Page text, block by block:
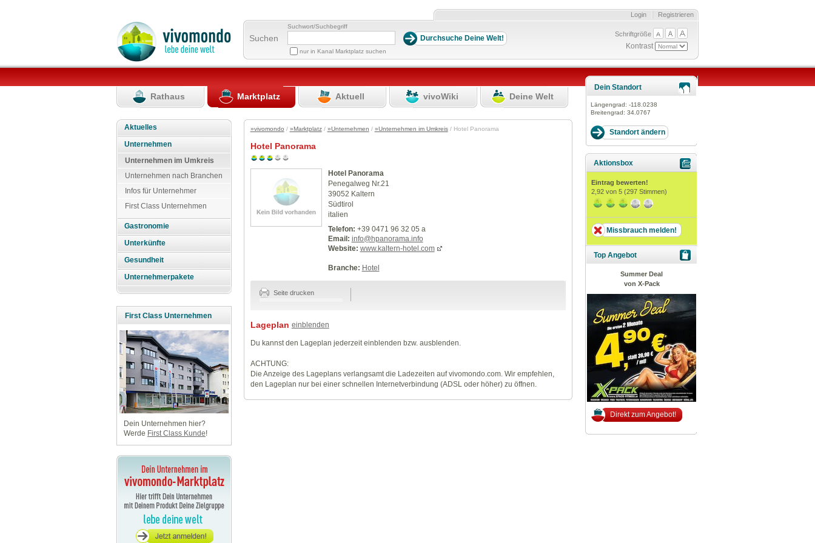
Registrieren
Login
Suchen
Suchwort/Suchbegriff
nur in Kanal Marktplatz suchen
Schriftgröße
Kontrast
Rathaus Marktplatz Aktuell vivoWiki Deine Welt
Aktuelles
Unternehmen
Unternehmen im Umkreis
Unternehmen nach Branchen
Infos für Unternehmer
First Class Unternehmen
Gastronomie
Unterkünfte
Gesundheit
Unternehmerpakete
First Class Unternehmen
Dein Unternehmen hier?
Werde First Class Kunde!
»vivomondo / »Marktplatz/ »Unternehmen / »Unternehmen im Umkreis/ Hotel Panorama
Hotel Panorama
Hotel Panorama
Penegalweg Nr.21
39052 Kaltern
Südtirol
italien
Telefon: +39 0471 96 32 05 a
Email: info@hpanorama.info
Website: www.kaltern-hotel.com
Branche: Hotel
Seite drucken
Lageplan einblenden
Du kannst den Lageplan jederzeit einblenden bzw. ausblenden.
ACHTUNG:
Die Anzeige des Lageplans verlangsamt die Ladezeiten auf vivomondo.com. Wir empfehlen,
den Lageplan nur bei einer schnellen Internetverbindung (ADSL oder höher) zu öffnen.
Dein Standort
Längengrad: -118.0238
Breitengrad: 34.0767
Aktionsbox
Eintrag bewerten!
2,92 von 5 (297 Stimmen)
Missbrauch melden!
Top Angebot
Summer Deal
von X-Pack
Direkt zum Angebot!